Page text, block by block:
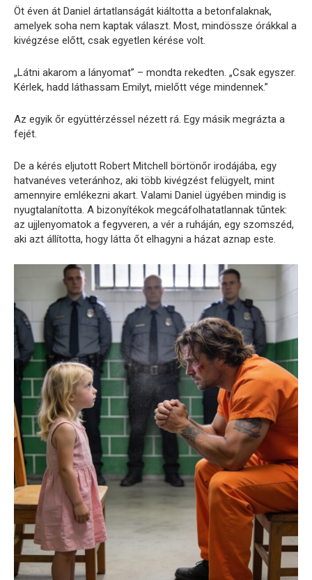
Öt éven át Daniel ártatlanságát kiáltotta a betonfalaknak,
amelyek soha nem kaptak választ. Most, mindössze órákkal a
kivégzése előtt, csak egyetlen kérése volt.
„Látni akarom a lányomat” – mondta rekedten. „Csak egyszer.
Kérlek, hadd láthassam Emilyt, mielőtt vége mindennek.”
Az egyik őr együttérzéssel nézett rá. Egy másik megrázta a
fejét.
De a kérés eljutott Robert Mitchell börtönőr irodájába, egy
hatvanéves veteránhoz, aki több kivégzést felügyelt, mint
amennyire emlékezni akart. Valami Daniel ügyében mindig is
nyugtalanította. A bizonyítékok megcáfolhatatlannak tűntek:
az ujjlenyomatok a fegyveren, a vér a ruháján, egy szomszéd,
aki azt állította, hogy látta őt elhagyni a házat aznap este.